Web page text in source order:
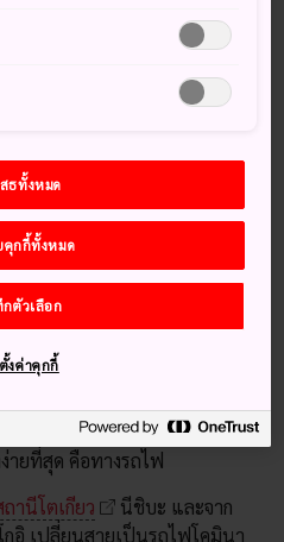
ใหม่ริม
ช็อปสนุก ๆ สำหรับ
สนพิเศษที่เน้นไปที่ศิลปะร่วม
แสดงผลงานของ ยูกิโอะ ฟุคุซะ
ลังสงคราม งานศิลปะที่จัดแสดง
นและจากต่างประเทศ
รและการจัดแสดงงาน
ยที่สุด คือทางรถไฟ
านีโตเกียว
นีชิบะ และจาก
อิ เปลี่ยนสายเป็นรถไฟโคมินา
ธทั้งหมด
คุกกี้ทั้งหมด
ตัวเลือก
งค่าคุกกี้